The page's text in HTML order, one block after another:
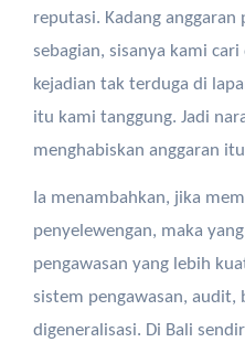
reputasi. Kadang
sebagian, sisanya kami
kejadian tak terduga di
itu kami tanggung. Jadi
menghabiskan anggaran
Ia menambahkan, jika
penyelewengan, maka
pengawasan yang lebih
sistem pengawasan, audit,
digeneralisasi. Di Bali